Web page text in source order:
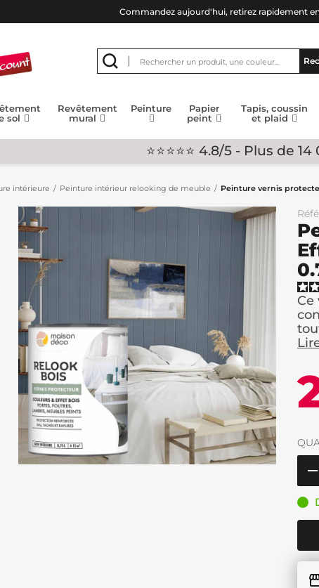
Commandez aujourd'hui, retirez rapidement
sol
Revêtement
mural
Peinture
Papier
peint
Tapis, coussin
et plaid
⭐⭐⭐⭐⭐ 4.8/5 - Plus de
intérieure Peinture intérieur relooking de meuble Peinture vernis
Ce